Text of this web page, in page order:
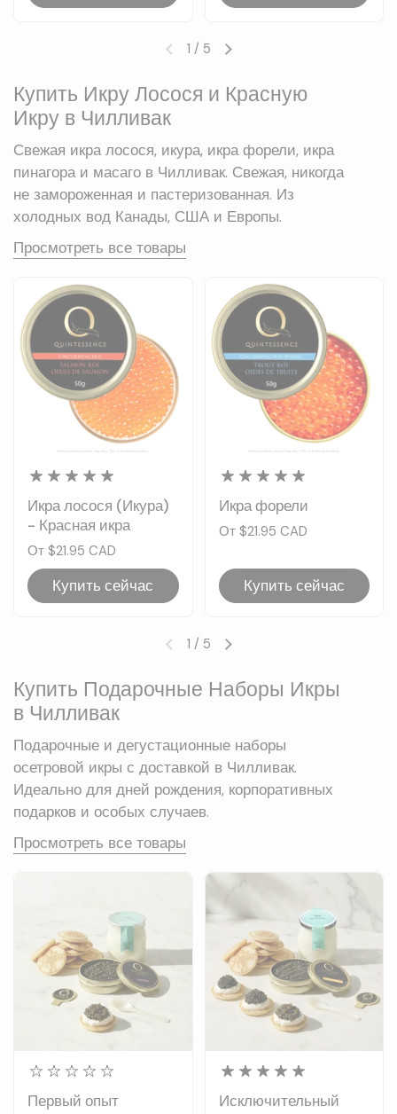
Предыдущий слайдСледующий слайд
1 / 5
Купить Икру Лосося и Красную
Икру в Чилливак
Свежая икра лосося, икура, икра форели, икра
пинагора и масаго в Чилливак. Свежая, никогда
не замороженная и пастеризованная. Из
холодных вод Канады, США и Европы.
Просмотреть все товары
Икра лосося (Икура)
- Красная икра
Цена:
От $21.95 CAD
Купить сейчас
Икра форели
Цена:
От $21.95 CAD
Купить сейчас
Предыдущий слайдСледующий слайд
1 / 5
Купить Подарочные Наборы Икры
в Чилливак
Подарочные и дегустационные наборы
осетровой икры с доставкой в Чилливак.
Идеально для дней рождения, корпоративных
подарков и особых случаев.
Просмотреть все товары
Первый опыт
Исключительный